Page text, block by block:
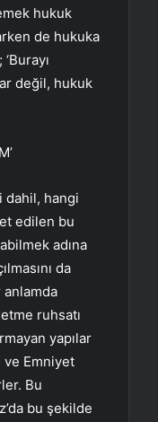
hukuk
de hukuka
değil, hukuk
dahil, hangi
edilen bu
adına
da
anlamda
ruhsatı
yapılar
ve Emniyet
Bu
bu şekilde